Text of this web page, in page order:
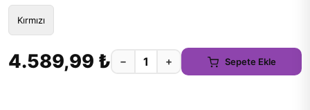
Kırmızı
4.589,99 ₺ − + Sepete Ekle